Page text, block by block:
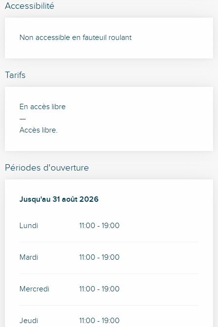
Accessibilité
Non accessible en fauteuil roulant
Tarifs
En accès libre
—
Accès libre.
Périodes d'ouverture
Du1 juillet 2026 au31 août 2026
Jusqu'au 31 août 2026
Lundi 11:00 - 19:00
Mardi 11:00 - 19:00
Mercredi 11:00 - 19:00
Jeudi 11:00 - 19:00